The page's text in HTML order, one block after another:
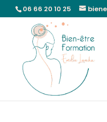
06 66 20 10 25